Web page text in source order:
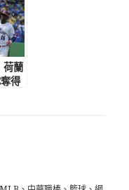
荷蘭
得